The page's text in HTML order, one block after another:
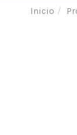
Inicio